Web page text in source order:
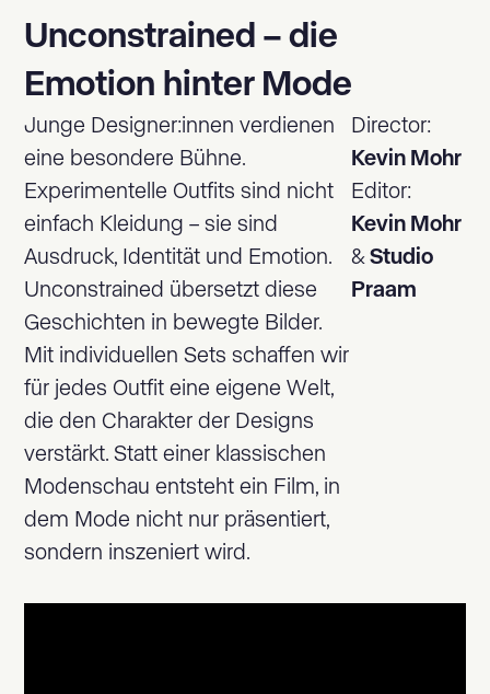
Unconstrained – die
Emotion hinter Mode
Junge Designer:innen verdienen
eine besondere Bühne.
Experimentelle Outfits sind nicht
einfach Kleidung – sie sind
Ausdruck, Identität und Emotion.
Unconstrained übersetzt diese
Geschichten in bewegte Bilder.
Mit individuellen Sets schaffen wir
für jedes Outfit eine eigene Welt,
die den Charakter der Designs
verstärkt. Statt einer klassischen
Modenschau entsteht ein Film, in
dem Mode nicht nur präsentiert,
sondern inszeniert wird.
Director:
Kevin Mohr
Editor:
Kevin Mohr
&Studio
Praam